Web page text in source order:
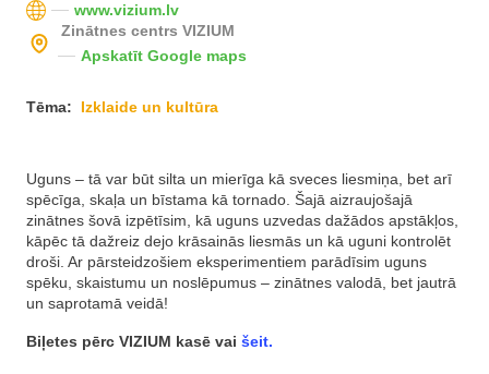
www.vizium.lv
Zinātnes centrs VIZIUM
Apskatīt Google maps
Tēma: Izklaide un kultūra
Uguns – tā var būt silta un mierīga kā sveces liesmiņa, bet arī
spēcīga, skaļa un bīstama kā tornado. Šajā aizraujošajā
zinātnes šovā izpētīsim, kā uguns uzvedas dažādos apstākļos,
kāpēc tā dažreiz dejo krāsainās liesmās un kā uguni kontrolēt
droši. Ar pārsteidzošiem eksperimentiem parādīsim uguns
spēku, skaistumu un noslēpumus – zinātnes valodā, bet jautrā
un saprotamā veidā!
Biļetes pērc VIZIUM kasē vai šeit.